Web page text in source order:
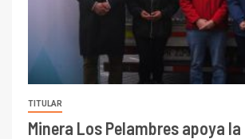
TITULAR
Minera Los Pelambres apoya la